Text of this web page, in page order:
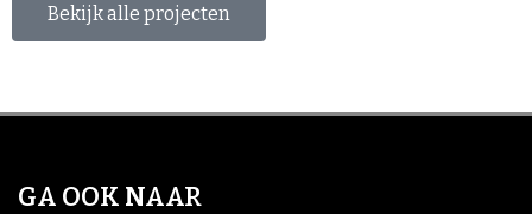
Bekijk alle projecten
GA OOK NAAR